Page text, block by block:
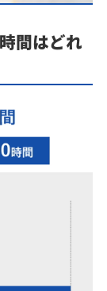
間はどれ